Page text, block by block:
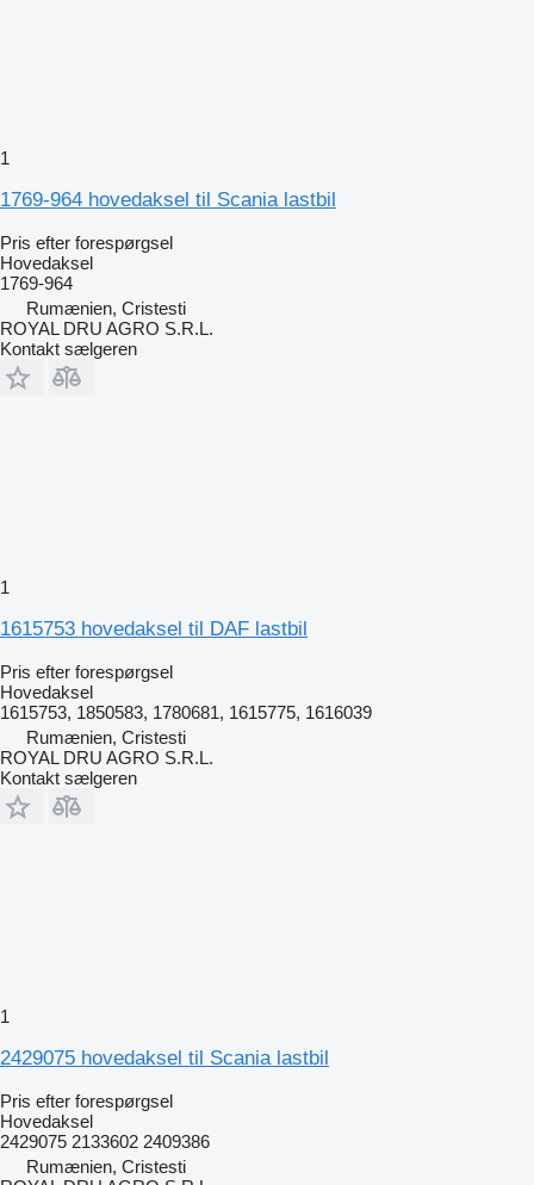
1
1769-964 hovedaksel til Scania lastbil
Pris efter forespørgsel
Hovedaksel
1769-964
Rumænien, Cristesti
ROYAL DRU AGRO S.R.L.
Kontakt sælgeren
1
1615753 hovedaksel til DAF lastbil
Pris efter forespørgsel
Hovedaksel
1615753, 1850583, 1780681, 1615775, 1616039
Rumænien, Cristesti
ROYAL DRU AGRO S.R.L.
Kontakt sælgeren
1
2429075 hovedaksel til Scania lastbil
Pris efter forespørgsel
Hovedaksel
2429075 2133602 2409386
Rumænien, Cristesti